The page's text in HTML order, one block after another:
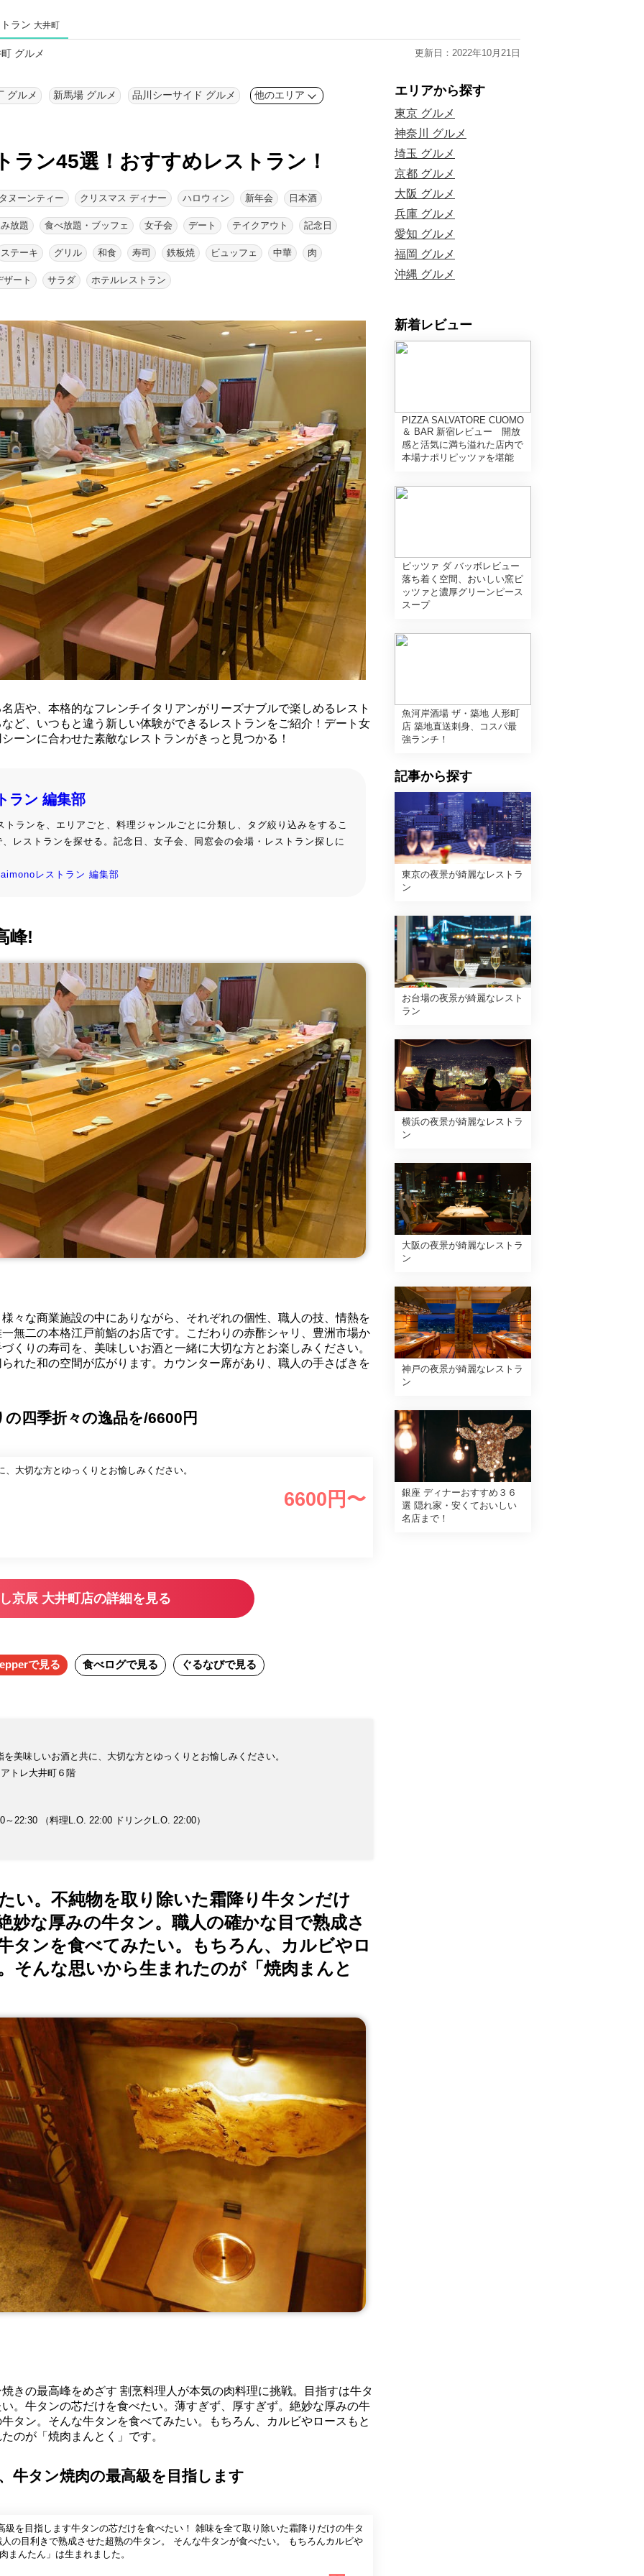
ラン 大井町
グルメ 更新日：2022年10月21日
グルメ 新馬場 グルメ 品川シーサイド グルメ 他のエリア
ラン45選！ おすすめレストラン！
ヌーンティー クリスマス ディナー ハロウィン 新年会 日本酒
放題 食べ放題・ブッフェ 女子会 デート テイクアウト 記念日
ステーキ グリル 和食 寿司 鉄板焼 ビュッフェ 中華 肉
ザート サラダ ホテルレストラン
店や、本格的なフレンチイタリアンがリーズナブルで楽しめるレスト
ど、いつもと違う新しい体験ができるレストランをご紹介！デート女
ーンに合わせた素敵なレストランがきっと見つかる！
ラン 編集部
トランを、エリアごと、料理ジャンルごとに分類し、タグ絞り込みをするこ
レストランを探せる。記念日、女子会、同窓会の会場・レストラン探しに
レストラン 編集部
峰!
々な商業施設の中にありながら、それぞれの個性、職人の技、情熱を
無二の本格江戸前鮨のお店です。こだわりの赤酢シャリ、豊洲市場か
くりの寿司を、美味しいお酒と一緒に大切な方とお楽しみください。
れた和の空間が広がります。カウンター席があり、職人の手さばきを
四季折々の逸品を/6600円
大切な方とゆっくりとお愉しみください。
6600 円〜
京辰 大井町店の詳細を見る
で見る 食べログで見る ぐるなびで見る
美味しいお酒と共に、大切な方とゆっくりとお愉しみください。
トレ大井町６階
22:30 （料理L.O. 22:00 ドリンクL.O. 22:00）
い。不純物を取り除いた霜降り牛タンだけ
妙な厚みの牛タン。職人の確かな目で熟成さ
タンを食べてみたい。もちろん、カルビやロ
そんな思いから生まれたのが「焼肉まんと
きの最高峰をめざす 割烹料理人が本気の肉料理に挑戦。目指すは牛タ
。牛タンの芯だけを食べたい。薄すぎず、厚すぎず。絶妙な厚みの牛
タン。そんな牛タンを食べてみたい。もちろん、カルビやロースもと
のが「焼肉まんとく」です。
牛タン焼肉の最高級を目指します
を目指します牛タンの芯だけを食べたい！ 雑味を全て取り除いた霜降りだけの牛タ
の目利きで熟成させた超熟の牛タン。 そんな牛タンが食べたい。 もちろんカルビや
まんたん」は生まれました。
エリアから探す
東京 グルメ
神奈川 グルメ
埼玉 グルメ
京都 グルメ
大阪 グルメ
兵庫 グルメ
愛知 グルメ
福岡 グルメ
沖縄 グルメ
新着レビュー
PIZZA SALVATORE CUOMO
＆ BAR 新宿レビュー 開放
感と活気に満ち溢れた店内で
本場ナポリピッツァを堪能
ピッツァ ダ バッボレビュー
落ち着く空間、おいしい窯ピ
ッツァと濃厚グリーンピース
スープ
魚河岸酒場 ザ・築地 人形町
店 築地直送刺身、コスパ最
強ランチ！
記事から探す
東京の夜景が綺麗なレストラ
ン
お台場の夜景が綺麗なレスト
ラン
横浜の夜景が綺麗なレストラ
ン
大阪の夜景が綺麗なレストラ
ン
神戸の夜景が綺麗なレストラ
ン
銀座 ディナーおすすめ３６
選 隠れ家・安くておいしい
名店まで！